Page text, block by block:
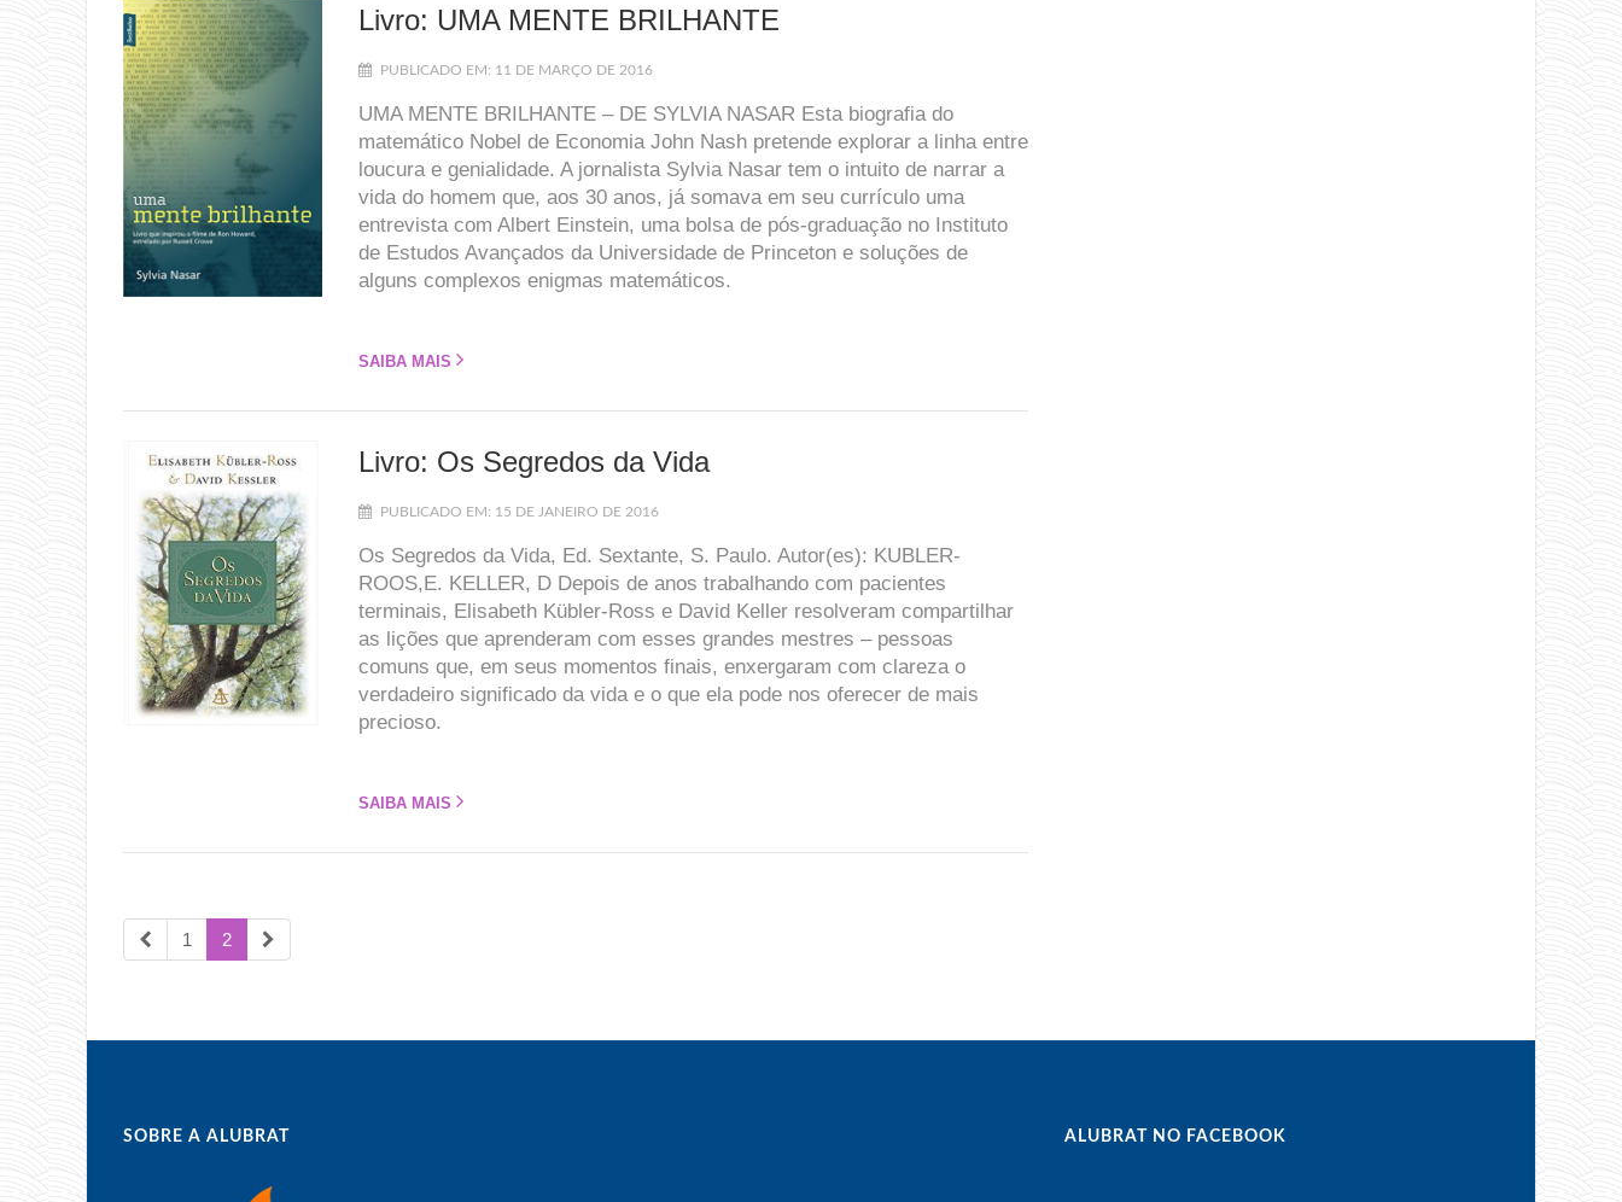
Livro: UMA MENTE BRILHANTE
PUBLICADO EM: 11 DE MARÇO DE 2016
UMA MENTE BRILHANTE – DE SYLVIA NASAR Esta biografia do
matemático Nobel de Economia John Nash pretende explorar a linha entre
loucura e genialidade. A jornalista Sylvia Nasar tem o intuito de narrar a
vida do homem que, aos 30 anos, já somava em seu currículo uma
entrevista com Albert Einstein, uma bolsa de pós-graduação no Instituto
de Estudos Avançados da Universidade de Princeton e soluções de
alguns complexos enigmas matemáticos.
SAIBA MAIS
Livro: Os Segredos da Vida
PUBLICADO EM: 15 DE JANEIRO DE 2016
Os Segredos da Vida, Ed. Sextante, S. Paulo. Autor(es): KUBLER-
ROOS,E. KELLER, D Depois de anos trabalhando com pacientes
terminais, Elisabeth Kübler-Ross e David Keller resolveram compartilhar
as lições que aprenderam com esses grandes mestres – pessoas
comuns que, em seus momentos finais, enxergaram com clareza o
verdadeiro significado da vida e o que ela pode nos oferecer de mais
precioso.
SAIBA MAIS
1 2
SOBRE A ALUBRAT ALUBRAT NO FACEBOOK